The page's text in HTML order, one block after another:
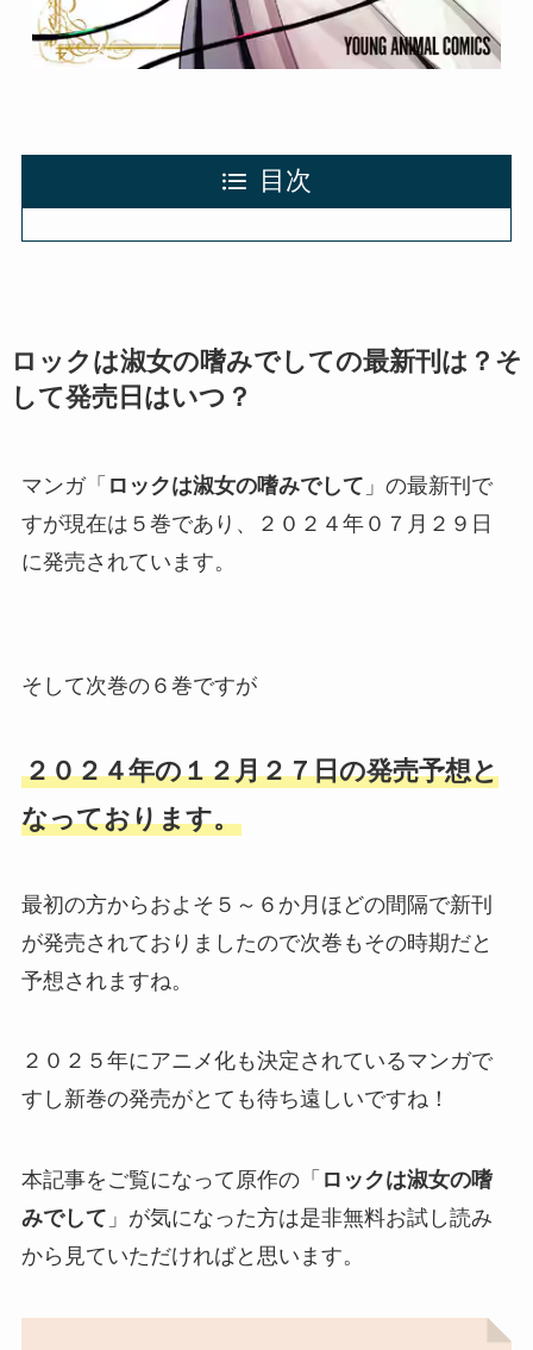
目次
ロックは淑女の嗜みでしての最新刊は？そ
して発売日はいつ？
マンガ「 ロックは淑女の嗜みでして 」の最新刊で
すが現在は５巻であり、２０２４年０７月２９日
に発売されています。
そして次巻の６巻ですが
２０２４年の１２月２７日の発売予想と
なっております。
最初の方からおよそ５～６か月ほどの間隔で新刊
が発売されておりましたので次巻もその時期だと
予想されますね。
２０２５年にアニメ化も決定されているマンガで
すし新巻の発売がとても待ち遠しいですね！
本記事をご覧になって原作の「 ロックは淑女の嗜
みでして 」が気になった方は是非無料お試し読み
から見ていただければと思います。